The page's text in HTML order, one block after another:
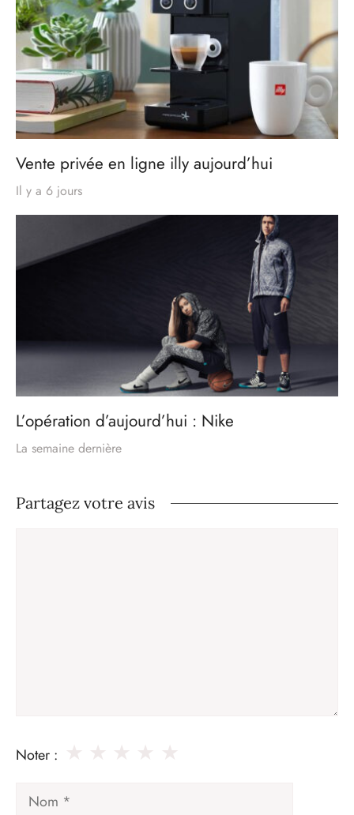
Vente privée en ligne illy aujourd’hui
Il y a 6 jours
L’opération d’aujourd’hui : Nike
La semaine dernière
Partagez votre avis
Noter :
Nom